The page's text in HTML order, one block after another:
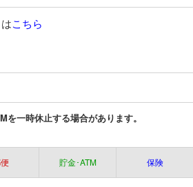
こちら
を一時休止する場合があります。
貯金･ATM 保険